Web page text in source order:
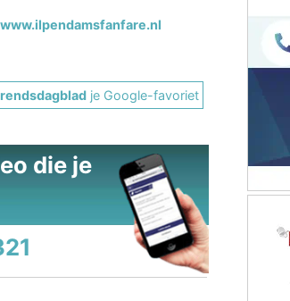
www.ilpendamsfanfare.nl
je Google-favoriet
die je